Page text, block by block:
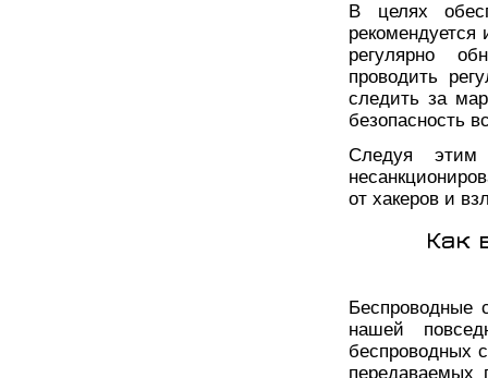
В целях
регулярно
проводить
следить за
безопасность
Следуя этим
от хакеров и
Как
Беспроводные
нашей
беспроводных
передаваемых